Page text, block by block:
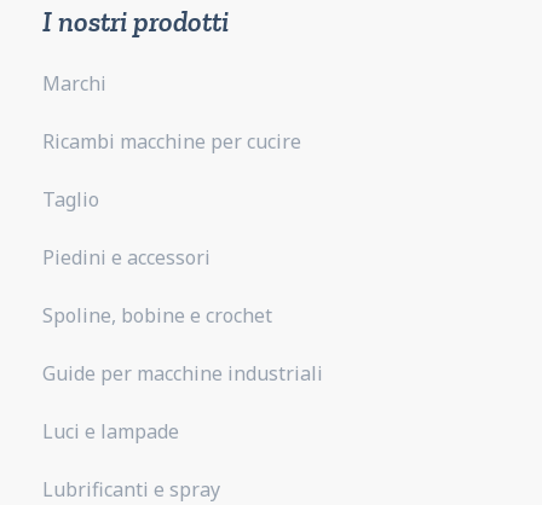
I nostri prodotti
Marchi
Ricambi macchine per cucire
Taglio
Piedini e accessori
Spoline, bobine e crochet
Guide per macchine industriali
Luci e lampade
Lubrificanti e spray